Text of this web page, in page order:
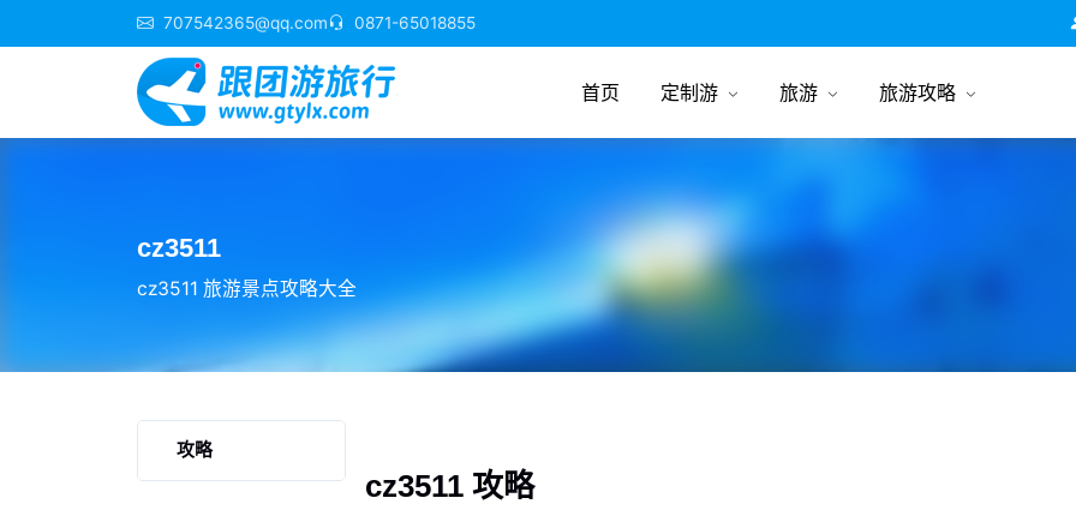
707542365@qq.com 0871-65018855
首页 定制游 旅游 旅游攻略
cz3511
cz3511 旅游景点攻略大全
攻略
cz3511 攻略